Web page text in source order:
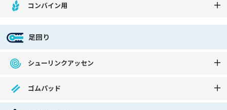
コンバイン用
足回り
シューリンクアッセン
ゴムパッド